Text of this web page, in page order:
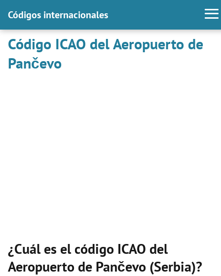
Códigos internacionales
Código ICAO del Aeropuerto de
Pančevo
¿Cuál es el código ICAO del
Aeropuerto de Pančevo (Serbia)?